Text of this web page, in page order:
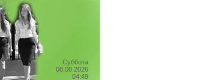
Суббота
08.08.2026
04:49